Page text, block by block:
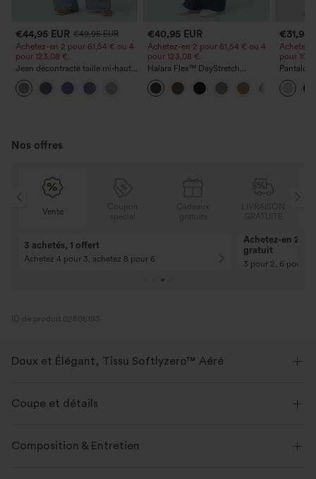
€44,95 EUR €49,95 EUR
Achetez-en 2 pour 61,54 € ou 4
pour 123,08 €.
Jean décontracté taille mi‑haute,
à cordon de serrage, avec
poches
€40,95 EUR
Achetez-en 2 pour 61,54 € ou 4
pour 123,08 €.
Halara Flex™ DayStretch
pantalon flare de travail, taille
mi-haute, poche latérale zippée
€31,95
Achetez-
pour
Pantalon
avec
coupe
effet lin
Nos offres
Vente
3 achetés, 1 offert
Achetez 4 pour 3, achetez 8 pour 6
Achetez-en 2,
gratuit
3 pour 2, 6 pour 4,
ID de produit 02805193
Doux et Élégant, Tissu Softlyzero™ Aéré
est frais au toucher.
Coupe et détails
Short intégré Taille plate
Composition & Entretien